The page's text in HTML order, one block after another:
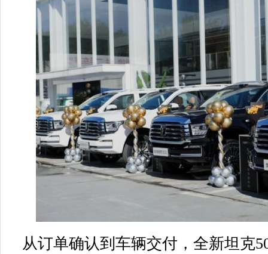
从订单确认到车辆交付，全新坦克